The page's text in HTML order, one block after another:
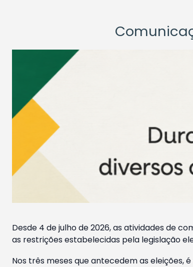
Desde 4 de julho de 2026, as atividades de
as restrições estabelecidas pela legislação
Nos três meses que antecedem as eleições,